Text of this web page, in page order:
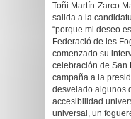
Toñi Martín-Zarco
salida a la
“porque mi deseo
Federació de les
comenzado su
celebración de San
campaña a la
desvelado algunos
accesibilidad
universal, un